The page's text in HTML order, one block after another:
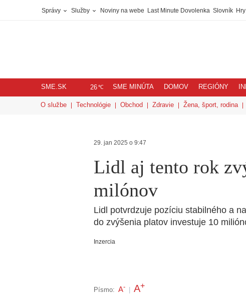
Správy Služby Noviny na webe Last Minute Dovolenka Slovník Hry
SME.SK 26℃ SME MINÚTA DOMOV REGIÓNY
O službe Technológie Obchod Zdravie Žena, šport, rodina
29. jan 2025 o 9:47
Lidl aj tento rok
milónov
Lidl potvrdzuje pozíciu stabilného a
do zvýšenia platov investuje 10
Inzercia
Písmo: A- A+